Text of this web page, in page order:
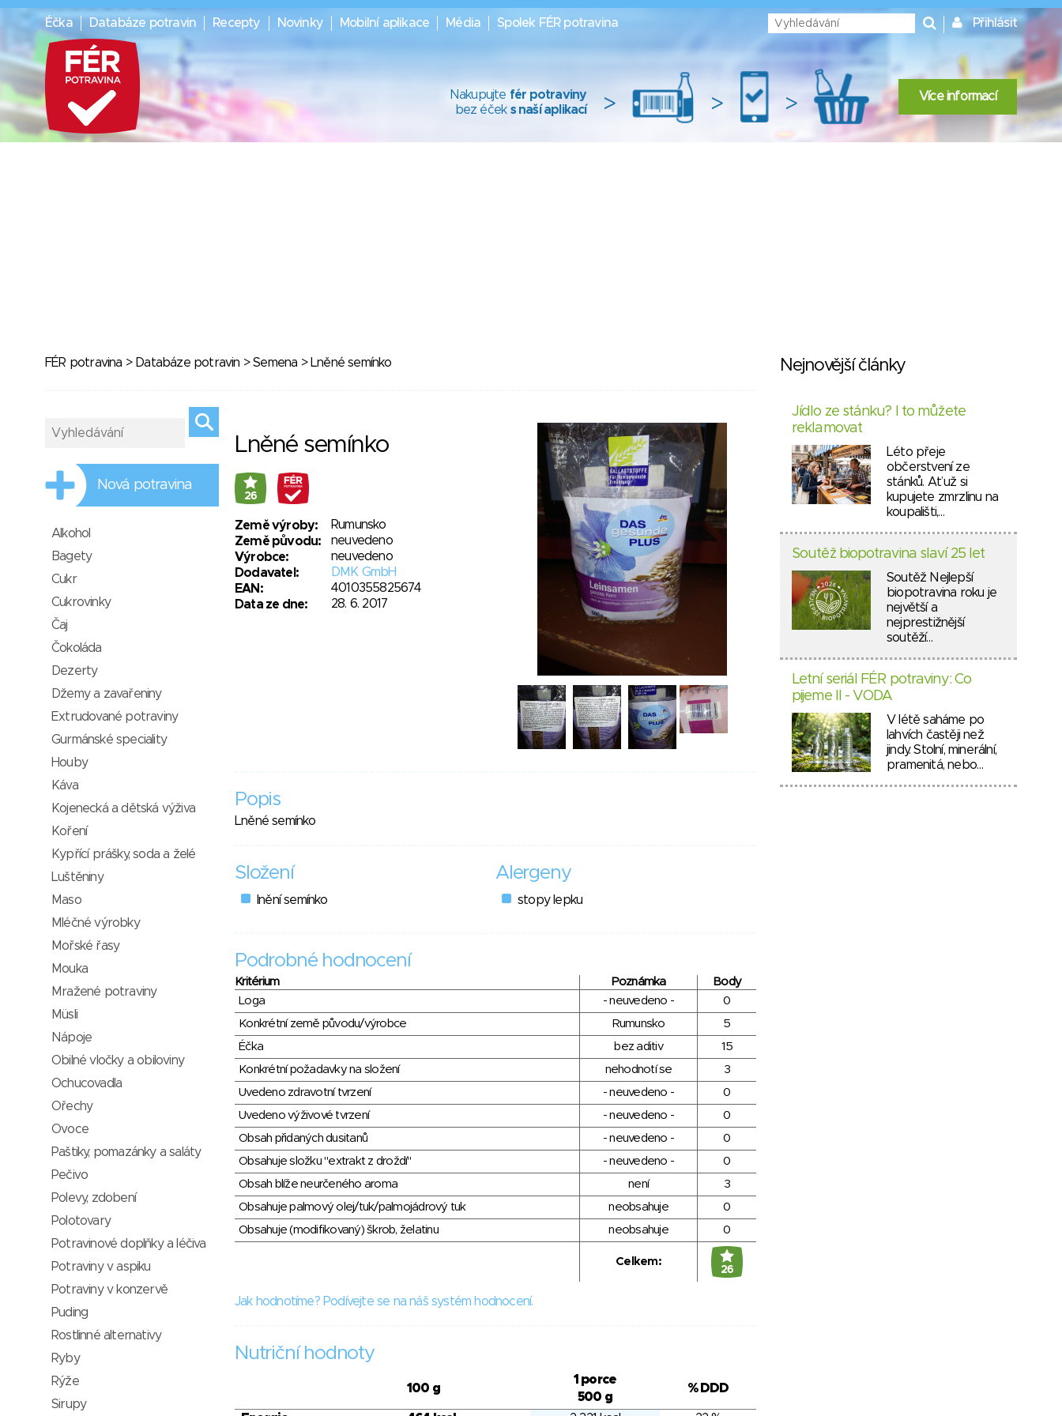
Éčka Databáze potravin Recepty Novinky Mobilní aplikace Média Spolek FÉR potravina Přihlásit
Nakupujte fér potraviny
bez éček s naší aplikací > > > Více informací
FÉR potravina > Databáze potravin >Semena > Lněné semínko
Lněné semínko
26
Země výroby:
Rumunsko
Země původu:
neuvedeno
Výrobce:
neuvedeno
Dodavatel:
DMK GmbH
EAN:
4010355825674
Data ze dne:
28. 6. 2017
Popis
Lněné semínko
Složení
lnění semínko
Alergeny
stopy lepku
Podrobné hodnocení
Kritérium Poznámka
Body
Loga
- neuvedeno -
0
Konkrétní země původu/výrobce
Rumunsko
5
Éčka
bez aditiv
15
Konkrétní požadavky na složení
nehodnotí se
3
Uvedeno zdravotní tvrzení
- neuvedeno -
0
Uvedeno výživové tvrzení
- neuvedeno -
0
Obsah přidaných dusitanů
- neuvedeno -
0
Obsahuje složku "extrakt z droždí"
- neuvedeno -
0
Obsah blíže neurčeného aroma
není
3
Obsahuje palmový olej/tuk/palmojádrový tuk
neobsahuje
0
Obsahuje (modifikovaný) škrob, želatinu
neobsahuje 0
Celkem:
26
Jak hodnotíme? Podívejte se na náš systém hodnocení.
Nutriční hodnoty
100 g
1 porce
500 g
% DDD
Nová potravina
Alkohol
Bagety
Cukr
Cukrovinky
Čaj
Čokoláda
Dezerty
Džemy a zavařeniny
Extrudované potraviny
Gurmánské speciality
Houby
Káva
Kojenecká a dětská výživa
Koření
Kypřící prášky, soda a želé
Luštěniny
Maso
Mléčné výrobky
Mořské řasy
Mouka
Mražené potraviny
Müsli
Nápoje
Obilné vločky a obiloviny
Ochucovadla
Ořechy
Ovoce
Paštiky, pomazánky a saláty
Pečivo
Polevy, zdobení
Polotovary
Potravinové doplňky a léčiva
Potraviny v aspiku
Potraviny v konzervě
Puding
Rostlinné alternativy
Ryby
Rýže
Sirupy
Nejnovější články
Jídlo ze stánku? I to můžete
reklamovat
Léto přeje
občerstvení ze
stánků. Ať už si
kupujete zmrzlinu na
koupališti,…
Soutěž biopotravina slaví 25 let
Soutěž Nejlepší
biopotravina roku je
největší a
nejprestižnější
soutěží…
Letní seriál FÉR potraviny: Co
pijeme II - VODA
V létě saháme po
lahvích častěji než
jindy. Stolní, minerální,
pramenitá, nebo…